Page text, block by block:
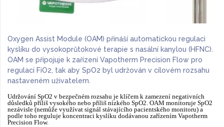
Oxygen Assist Module (OAM) přináší automatickou regulaci
kyslíku do vysokoprůtokové terapie s nasální kanylou (HFNC).
OAM se připojuje k zařízení Vapotherm Precision Flow pro
regulaci FiO2, tak aby SpO2 byl udržován v cílovém rozsahu
nastaveném uživatelem.
Udržování SpO2 v bezpečném rozsahu je klíčem k zamezení negativních
důsledků příliš vysokého nebo příliš nízkého SpO2. OAM monitoruje SpO2
nezávisle (nemůže využívat signál stávajícího pacientského monitoru) a
podle toho reguluje koncentraci kyslíku dodávanou zařízením Vapotherm
Precision Flow.